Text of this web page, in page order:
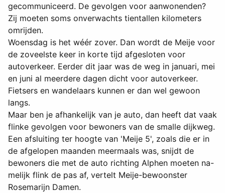
gecommuniceerd. De gevolgen voor aanwonenden?
Zij moeten soms onverwachts tientallen kilometers
omrijden.
Woensdag is het wéér zover. Dan wordt de Meije voor
de zoveelste keer in korte tijd afgesloten voor
autoverkeer. Eerder dit jaar was de weg in januari, mei
en juni al meerdere dagen dicht voor autoverkeer.
Fietsers en wandelaars kunnen er dan wel gewoon
langs.
Maar ben je afhankelijk van je auto, dan heeft dat vaak
flinke gevolgen voor bewoners van de smalle dijkweg.
Een afsluiting ter hoogte van 'Meije 5', zoals die er in
de afgelopen maanden meermaals was, snijdt de
bewoners die met de auto richting Alphen moeten na-
melijk flink de pas af, vertelt Meije-bewoonster
Rosemarijn Damen.